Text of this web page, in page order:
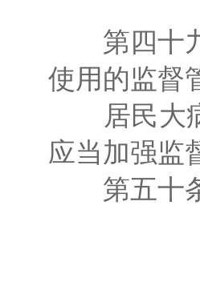
第四十九
使用的监督
居民大病
应当加强监
第五十条